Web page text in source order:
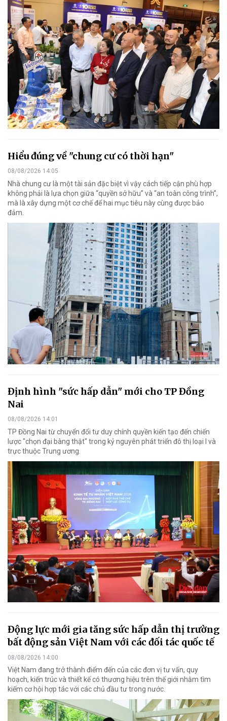
Hiểu đúng về "chung cư có thời hạn"
08/08/2026 14:05
Nhà chung cư là một tài sản đặc biệt vì vậy cách tiếp cận phù hợp
không phải là lựa chọn giữa “quyền sở hữu” và “an toàn công trình”,
mà là xây dựng một cơ chế để hai mục tiêu này cùng được bảo
đảm.
Định hình "sức hấp dẫn" mới cho TP Đồng
Nai
08/08/2026 14:01
TP Đồng Nai từ chuyển đổi tư duy chính quyền kiến tạo đến chiến
lược "chọn đại bàng thật" trong kỷ nguyên phát triển đô thị loại I và
trực thuộc Trung ương.
Động lực mới gia tăng sức hấp dẫn thị trường
bất động sản Việt Nam với các đối tác quốc tế
08/08/2026 14:00
Việt Nam đang trở thành điểm đến của các đơn vị tư vấn, quy
hoạch, kiến trúc và thiết kế có thương hiệu trên thế giới nhằm tìm
kiếm cơ hội hợp tác với các chủ đầu tư trong nước.